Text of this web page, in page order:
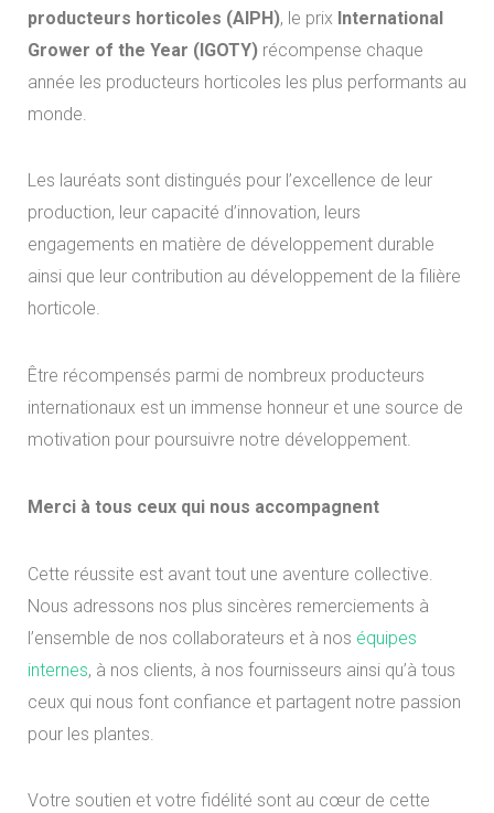
producteurs horticoles (AIPH), le prix International
Grower of the Year (IGOTY) récompense chaque
année les producteurs horticoles les plus performants au
monde.
Les lauréats sont distingués pour l’excellence de leur
production, leur capacité d’innovation, leurs
engagements en matière de développement durable
ainsi que leur contribution au développement de la filière
horticole.
Être récompensés parmi de nombreux producteurs
internationaux est un immense honneur et une source de
motivation pour poursuivre notre développement.
Merci à tous ceux qui nous accompagnent
Cette réussite est avant tout une aventure collective.
Nous adressons nos plus sincères remerciements à
l’ensemble de nos collaborateurs et à nos équipes
internes, à nos clients, à nos fournisseurs ainsi qu’à tous
ceux qui nous font confiance et partagent notre passion
pour les plantes.
Votre soutien et votre fidélité sont au cœur de cette